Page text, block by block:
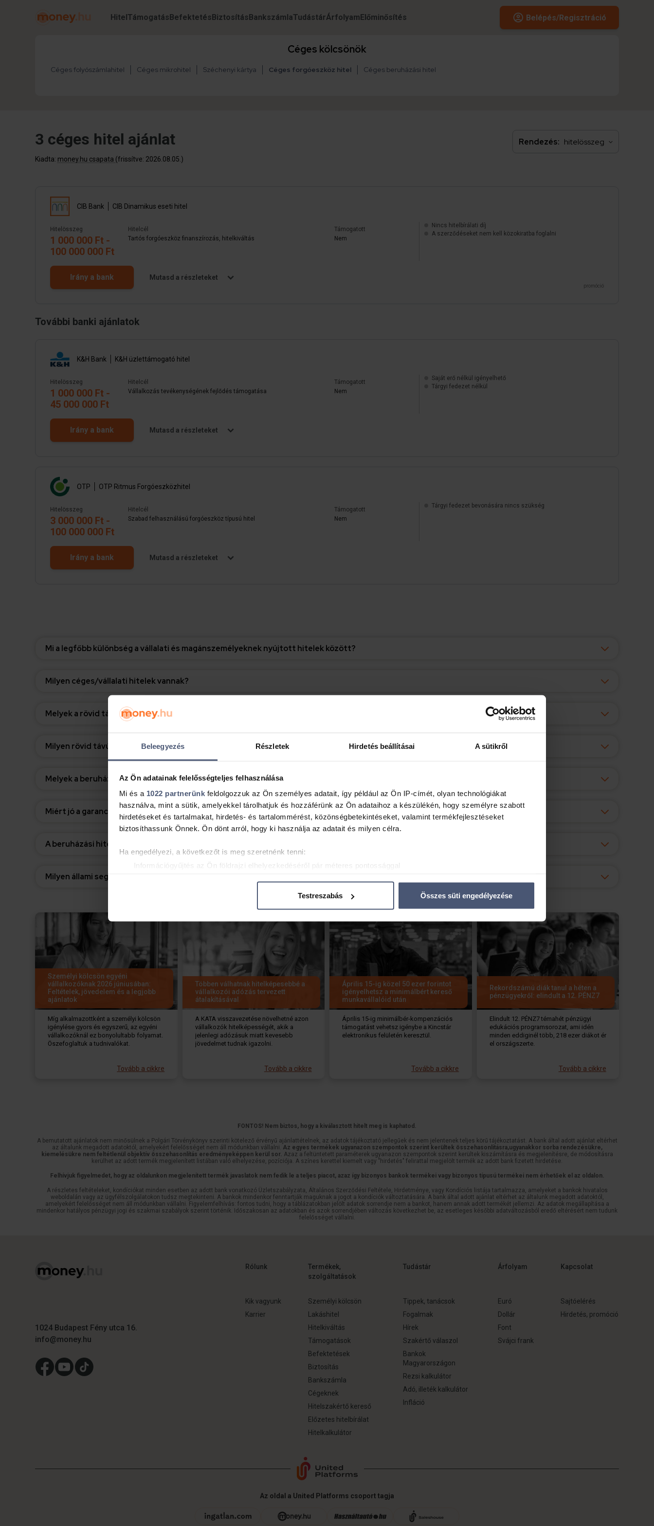
Beleegyezés Részletek Hirdetés beállításai A sütikről
Az Ön adatainak felelősségteljes felhasználása
Mi és a 1022 partnerünk feldolgozzuk az Ön személyes adatait, így például az Ön IP-címét, olyan technológiákat
használva, mint a sütik, amelyekkel tárolhatjuk és hozzáférünk az Ön adataihoz a készülékén, hogy személyre szabott
hirdetéseket és tartalmakat, hirdetés- és tartalommérést, közönségbetekintéseket, valamint termékfejlesztéseket
biztosíthassunk Önnek. Ön dönt arról, hogy ki használja az adatait és milyen célra.
Ha engedélyezi, a következőt is meg szeretnénk tenni:
Információgyűjtés az Ön földrajzi elhelyezkedéséről pár méteres pontossággal
Tudjon meg többet személyes adatainak feldolgozási módjairól és adja meg preferenciáit a
módosíthatja vagy visszavonhatja a Sütinyilatkozathoz való hozzájárulását.
Sütiket használunk a tartalmak és hirdetések személyre szabásához, közösségi funkciók biztosításához, valamint
weboldalforgalmunk elemzéséhez. Ezenkívül közösségi média-, hirdető- és elemző partnereinkkel megosztjuk az Ön
weboldalhasználatra vonatkozó adatait, akik kombinálhatják az adatokat más olyan adatokkal, amelyeket Ön adott meg
számukra vagy az Ön által használt más szolgáltatásokból gyűjtöttek.
Testreszabás Összes süti engedélyezése
HitelTámogatásBefektetésBiztosításBankszámlaTudástárÁrfolyamElőminősítés Belépés/Regisztráció
Céges kölcsönök
Céges folyószámlahitel Céges mikrohitel Széchenyi kártya Céges forgóeszköz hitel Céges beruházási hitel
3 céges hitel ajánlat
Kiadta: money.hu csapata (frissítve: 2026.08.05.)
Rendezés:
CIB Bank CIB Dinamikus eseti hitel
Hitelösszeg
1 000 000 Ft -
100 000 000 Ft
Hitelcél
Tartós forgóeszköz finanszírozás, hitelkiváltás
Támogatott
Nem
Nincs hitelbírálati díj
A szerződéseket nem kell közokiratba foglalni
Irány a bank Mutasd a részleteket
promóció
További banki ajánlatok
K&H Bank K&H üzlettámogató hitel
Hitelösszeg
1 000 000 Ft -
45 000 000 Ft
Hitelcél
Vállalkozás tevékenységének fejlődés támogatása
Támogatott
Nem
Saját erő nélkül igényelhető
Tárgyi fedezet nélkül
Irány a bank Mutasd a részleteket
OTP OTP Ritmus Forgóeszközhitel
Hitelösszeg
3 000 000 Ft -
100 000 000 Ft
Hitelcél
Szabad felhasználású forgóeszköz típusú hitel
Támogatott
Nem
Tárgyi fedezet bevonására nincs szükség
Irány a bank Mutasd a részleteket
Mi a legfőbb különbség a vállalati és magánszemélyeknek nyújtott hitelek között?
Milyen céges/vállalati hitelek vannak?
Melyek a rövid távú hitelek jellemzői?
Milyen rövid távú hitelek vannak?
Melyek a beruházási hitelek jellemzői?
Miért jó a garanciaintézmény bevonása?
A beruházási hitel alternatívája – mikor jöhet jól a lízing?
Milyen állami segítségre számíthatnak a vállalkozások?
Személyi kölcsön egyéni
vállalkozóknak 2026 júniusában:
Feltételek, jövedelem és a legjobb
ajánlatok
Míg alkalmazottként a személyi kölcsön
igénylése gyors és egyszerű, az egyéni
vállalkozóknál ez bonyolultabb folyamat.
Öszefoglaltuk a tudnivalókat.
Tovább a cikkre
Többen válhatnak hitelképesebbé a
vállalkozói adózás tervezett
átalakításával
A KATA visszavezetése növelhetné azon
vállalkozók hitelképességét, akik a
jelenlegi adózásuk miatt kevesebb
jövedelmet tudnak igazolni.
Tovább a cikkre
Április 15-ig közel 50 ezer forintot
igényelhetsz a minimálbért kereső
munkavállalóid után
Április 15-ig minimálbér-kompenzációs
támogatást vehetsz igénybe a Kincstár
elektronikus felületén keresztül.
Tovább a cikkre
Rekordszámú diák tanul a héten a
pénzügyekről: elindult a 12. PÉNZ7
Elindult 12. PÉNZ7 témahét pénzügyi
edukációs programsorozat, ami idén
minden eddiginél több, 218 ezer diákot ér
el országszerte.
Tovább a cikkre
FONTOS! Nem biztos, hogy a kiválasztott hitelt meg is kaphatod.
A bemutatott ajánlatok nem minősülnek a Polgári Törvénykönyv szerinti kötelező érvényű ajánlattételnek, az adatok tájékoztató jellegűek és nem jelentenek teljes körű tájékoztatást. A bank által adott ajánlat eltérhet
az általunk megadott adatoktól, amelyekért felelősséget nem áll módunkban vállalni. Az egyes termékek ugyanazon szempontok szerint kerültek összehasonlításra,ugyanakkor sorba rendezésükre,
kiemelésükre nem feltétlenül objektív összehasonlítás eredményeképpen kerül sor. Azaz a feltüntetett paraméterek ugyanazon szempontok szerint kerültek kiszámításra és megjelenítésre, de módosításra
kerülhet az adott termék megjelenített listában való elhelyezése, pozíciója. A színes kerettel kiemelt vagy "hirdetés" felirattal megjelölt termék az adott bank fizetett hirdetése.
Felhívjuk figyelmedet, hogy az oldalunkon megjelenített termék javaslatok nem fedik le a teljes piacot, azaz így bizonyos bankok termékei vagy bizonyos típusú termékei nem érhetőek el az oldalon.
A részletes feltételeket, kondíciókat minden esetben az adott bank vonatkozó Üzletszabályzata, Általános Szerződési Feltétele, Hirdetménye, vagy Kondíciós listája tartalmazza, amelyeket a bankok hivatalos
weboldalán vagy az ügyfélszolgálatokon tudsz megtekinteni. A bankok mindenkor fenntartják maguknak a jogot a kondíciók változtatására. A bank által adott ajánlat eltérhet az általunk megadott adatoktól,
amelyekért felelősséget nem áll módunkban vállalni. Figyelemfelhívás: fontos tudni, hogy a táblázatokban jelölt adatok sorrendje nem a bankot, hanem annak adott termékét jellemzi. Az adatok megállapítása a
mindenkor hatályos pénzügyi jogi és szakmai szabályok szerint történik. Időszakosan az adatokban és azok sorrendjében változás következhet be, az esetleges későbbi adatváltozásból eredő eltérésért nem tudunk
felelősséget vállalni.
1024 Budapest Fény utca 16.
info@money.hu
Rólunk
Kik vagyunk
Karrier
Termékek,
szolgáltatások
Személyi kölcsön
Lakáshitel
Hitelkiváltás
Támogatások
Befektetések
Biztosítás
Bankszámla
Cégeknek
Hitelszakértő kereső
Előzetes hitelbírálat
Hitelkalkulátor
Tudástár
Tippek, tanácsok
Fogalmak
Hírek
Szakértő válaszol
Bankok
Magyarországon
Rezsi kalkulátor
Adó, illeték kalkulátor
Infláció
Árfolyam
Euró
Dollár
Font
Svájci frank
Kapcsolat
Sajtóelérés
Hirdetés, promóció
Az oldal a United Platforms csoport tagja